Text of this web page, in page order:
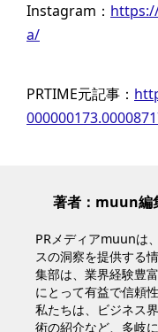
Instagram：
a/
PRTIME元記事：
著者：muun編
PRメディアmuunは
スの洞察を提供する
集部は、業界経験豊
にとって有益で信頼
私たちは、ビジネス
術の紹介など、多岐